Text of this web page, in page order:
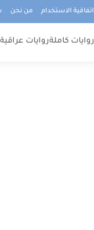
اتفاقية الاستخدام من نحن
روايات كاملةروايات عراقية